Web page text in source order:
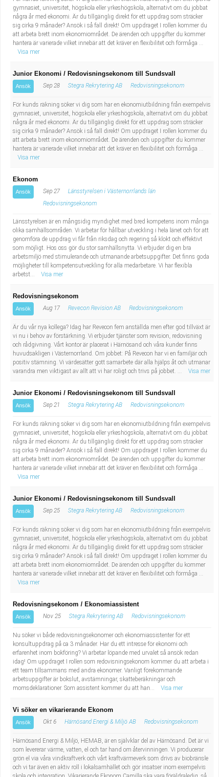
gymnasiet, universitet, högskola eller yrkeshögskola, alternativt om du jobbat
några år med ekonomi. Är du tillgänglig direkt för ett uppdrag som sträcker
sig cirka 9 månader? Ansök i så fall direkt! Om uppdraget I rollen kommer du
att arbeta brett inom ekonomiområdet. De ärenden och uppgifter du kommer
hantera är varierade vilket innebär att det kräver en flexibilitet och förmåga ...
Visa mer
Junior Ekonomi / Redovisningsekonom till Sundsvall
Ansök Sep 28 Stegra Rekrytering AB Redovisningsekonom
För kunds räkning söker vi dig som har en ekonomiutbildning från exempelvis
gymnasiet, universitet, högskola eller yrkeshögskola, alternativt om du jobbat
några år med ekonomi. Är du tillgänglig direkt för ett uppdrag som sträcker
sig cirka 9 månader? Ansök i så fall direkt! Om uppdraget I rollen kommer du
att arbeta brett inom ekonomiområdet. De ärenden och uppgifter du kommer
hantera är varierade vilket innebär att det kräver en flexibilitet och förmåga ...
Visa mer
Ekonom
Ansök Sep 27
Länsstyrelsen i Västernorrlands län
Redovisningsekonom
Länsstyrelsen är en mångsidig myndighet med bred kompetens inom många
olika samhällsområden. Vi arbetar för hållbar utveckling i hela länet och för att
genomföra de uppdrag vi får från riksdag och regering så klokt och effektivt
som möjligt. Hos oss gör du stor samhällsnytta. Vi erbjuder dig en bra
arbetsmiljö med stimulerande och utmanande arbetsuppgifter. Det finns goda
möjligheter till kompetensutveckling för alla medarbetare. Vi har flexibla
arbetst...
Visa mer
Redovisningsekonom
Ansök Aug 17 Revecon Revision AB Redovisningsekonom
Är du vår nya kollega? Idag har Revecon fem anställda men efter god tillväxt är
vi nu i behov av förstärkning. Vi erbjuder tjänster som revision, redovisning
och rådgivning. Vårt kontor är placerat i Härnösand och våra kunder finns
huvudsakligen i Västernorrland. Om jobbet: På Revecon har vi en familjär och
positiv stämning. Vi värdesätter gott samarbete där alla hjälps åt och utmanar
varandra men viktigast av allt att vi har roligt och trivs på jobbet. ...
Visa mer
Junior Ekonomi / Redovisningsekonom till Sundsvall
Ansök Sep 21 Stegra Rekrytering AB Redovisningsekonom
För kunds räkning söker vi dig som har en ekonomiutbildning från exempelvis
gymnasiet, universitet, högskola eller yrkeshögskola, alternativt om du jobbat
några år med ekonomi. Är du tillgänglig direkt för ett uppdrag som sträcker
sig cirka 9 månader? Ansök i så fall direkt! Om uppdraget I rollen kommer du
att arbeta brett inom ekonomiområdet. De ärenden och uppgifter du kommer
hantera är varierade vilket innebär att det kräver en flexibilitet och förmåga ...
Visa mer
Junior Ekonomi / Redovisningsekonom till Sundsvall
Ansök Sep 25 Stegra Rekrytering AB Redovisningsekonom
För kunds räkning söker vi dig som har en ekonomiutbildning från exempelvis
gymnasiet, universitet, högskola eller yrkeshögskola, alternativt om du jobbat
några år med ekonomi. Är du tillgänglig direkt för ett uppdrag som sträcker
sig cirka 9 månader? Ansök i så fall direkt! Om uppdraget I rollen kommer du
att arbeta brett inom ekonomiområdet. De ärenden och uppgifter du kommer
hantera är varierade vilket innebär att det kräver en flexibilitet och förmåga ...
Visa mer
Redovisningsekonom / Ekonomiassistent
Ansök Nov 25 Stegra Rekrytering AB Redovisningsekonom
Nu söker vi både redovisningsekonomer och ekonomiassistenter för ett
konsultuppdrag på ca 3 månader. Har du ett intresse för ekonomi och
erfarenhet inom bokföring? Vi arbetar löpande med urvalet så ansök redan
idag! Om uppdraget I rollen som redovisningsekonom kommer du att arbeta i
ett team tillsammans med andra ekonomer. Vanligt förekommande
arbetsuppgifter är bokslut, avstämningar, skatteberäkningar och
momsdeklarationer. Som assistent kommer du att han...
Visa mer
Vi söker en vikarierande Ekonom
Ansök Okt 6 Härnösand Energi & Miljö AB Redovisningsekonom
Härnösand Energi & Miljö, HEMAB, är en självklar del av Härnösand. Det är vi
som levererar värme, vatten, el och tar hand om återvinningen. Vi producerar
grön el via våra vindkraftverk och vårt kraftvärmeverk som drivs av biobränsle
och vi tar även en aktiv roll i lokalsamhället och gör insatser inom exempelvis